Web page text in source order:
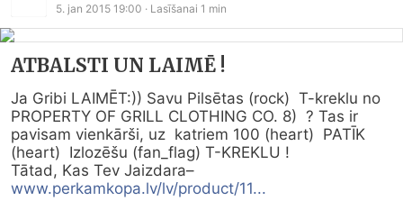
5. jan 2015 19:00 · Lasīšanai 1 min
ATBALSTI UN LAIMĒ !
Ja Gribi LAIMĒT:)) Savu Pilsētas (rock)  T-kreklu no
PROPERTY OF GRILL CLOTHING CO. 8)  ? Tas ir
pavisam vienkārši, uz  katriem 100 (heart)  PATĪK
(heart)  Izlozēšu (fan_flag) T-KREKLU !
www.perkamkopa.lv/lv/product/11...